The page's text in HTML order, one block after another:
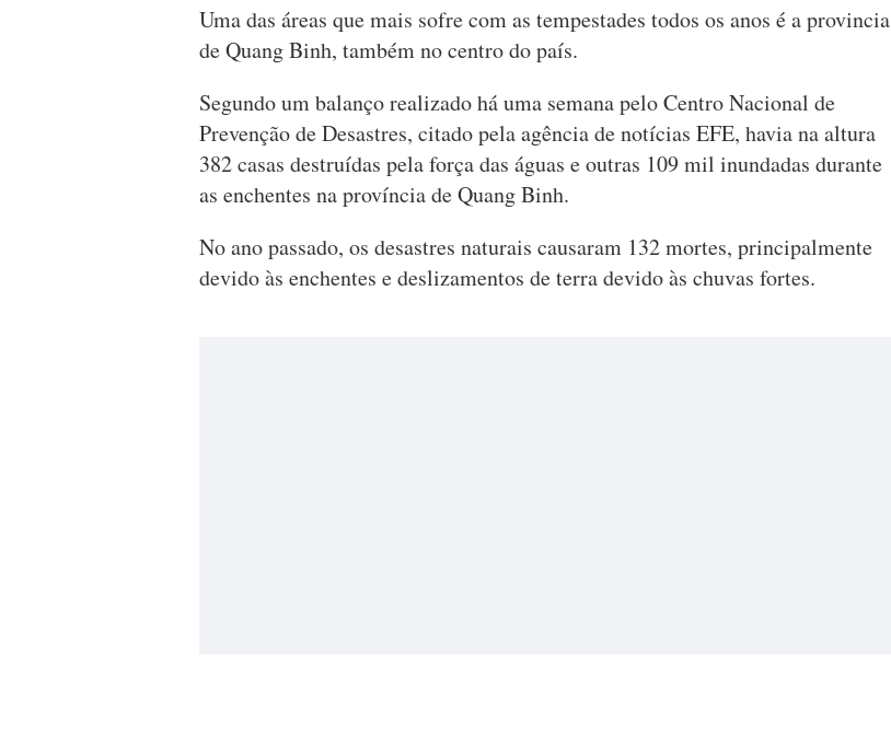
Uma das áreas que mais sofre com as tempestades todos os anos é a provincia
de Quang Binh, também no centro do país.
Segundo um balanço realizado há uma semana pelo Centro Nacional de
Prevenção de Desastres, citado pela agência de notícias EFE, havia na altura
382 casas destruídas pela força das águas e outras 109 mil inundadas durante
as enchentes na província de Quang Binh.
No ano passado, os desastres naturais causaram 132 mortes, principalmente
devido às enchentes e deslizamentos de terra devido às chuvas fortes.